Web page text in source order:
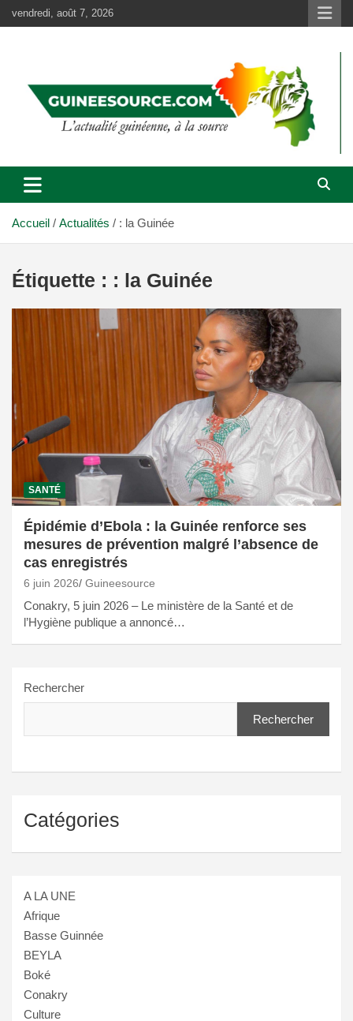
au
vendredi, août 7, 2026
Accueil Actualités : la Guinée
Étiquette : : la Guinée
SANTÉ
Épidémie d’Ebola : la Guinée renforce ses
mesures de prévention malgré l’absence de
cas enregistrés
6 juin 2026 Guineesource
Conakry, 5 juin 2026 – Le ministère de la Santé et de
l’Hygiène publique a annoncé…
Rechercher
Rechercher
Catégories
A LA UNE
Afrique
Basse Guinnée
BEYLA
Boké
Conakry
Culture